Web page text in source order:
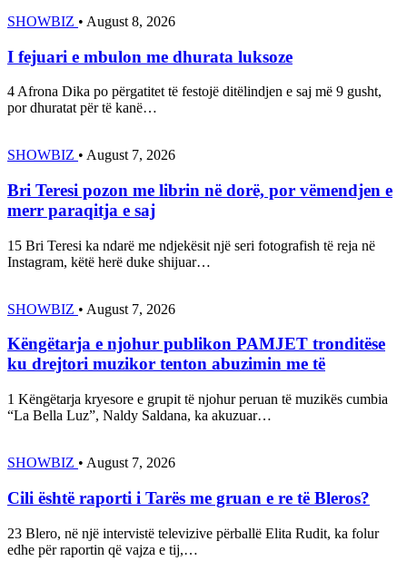
SHOWBIZ • August 8, 2026
I fejuari e mbulon me dhurata luksoze
4 Afrona Dika po përgatitet të festojë ditëlindjen e saj më 9 gusht,
por dhuratat për të kanë…
SHOWBIZ • August 7, 2026
Bri Teresi pozon me librin në dorë, por vëmendjen e
merr paraqitja e saj
15 Bri Teresi ka ndarë me ndjekësit një seri fotografish të reja në
Instagram, këtë herë duke shijuar…
SHOWBIZ • August 7, 2026
Këngëtarja e njohur publikon PAMJET tronditëse
ku drejtori muzikor tenton abuzimin me të
1 Këngëtarja kryesore e grupit të njohur peruan të muzikës cumbia
“La Bella Luz”, Naldy Saldana, ka akuzuar…
SHOWBIZ • August 7, 2026
Cili është raporti i Tarës me gruan e re të Bleros?
23 Blero, në një intervistë televizive përballë Elita Rudit, ka folur
edhe për raportin që vajza e tij,…